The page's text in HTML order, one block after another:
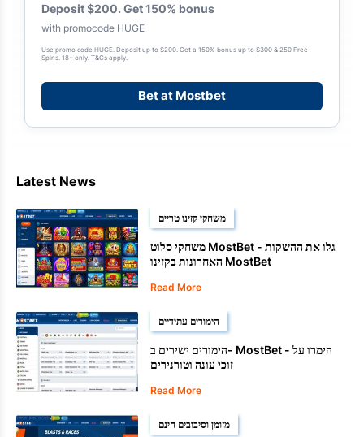
Deposit $200. Get 150% bonus
with promocode HUGE
Use promo code HUGE. Deposit up to $200. Get a 150% bonus up to $300 & 250 Free
Spins. 18+ only. T&Cs apply.
Bet at Mostbet
Latest News
משחקי קזינו טריים
משחקי סלוט MostBet - גלו את ההשקות
האחרונות בקזינו MostBet
Read More
הימורים עתידיים
הימורים ישירים ב- MostBet - הימרו על
זוכי עונה וטורנירים
Read More
מזומן וסיבובים חינם